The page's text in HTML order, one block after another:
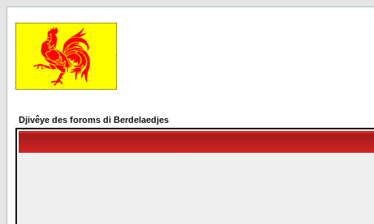
Djivêye des foroms di Berdelaedjes